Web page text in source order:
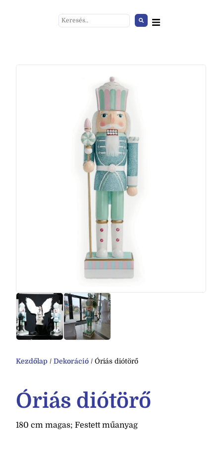
Kezdőlap / Dekoráció / Óriás diótörő
Óriás diótörő
180 cm magas; Festett műanyag
Csőkordon huzat citromsárga
HOZZÁAD